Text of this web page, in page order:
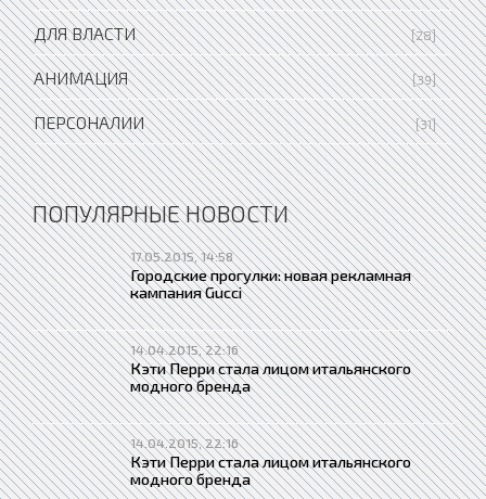
ДЛЯ ВЛАСТИ [28]
АНИМАЦИЯ [39]
ПЕРСОНАЛИИ [31]
ПОПУЛЯРНЫЕ НОВОСТИ
17.05.2015, 14:58
Городские прогулки: новая рекламная
кампания Gucci
14.04.2015, 22:16
Кэти Перри стала лицом итальянского
модного бренда
14.04.2015, 22:16
Кэти Перри стала лицом итальянского
модного бренда